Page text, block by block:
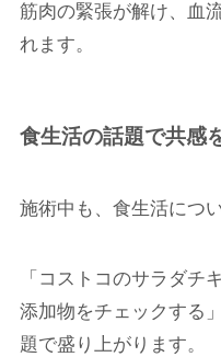
筋肉の緊張が解け、血
れます。
食生活の話題で共感
施術中も、食生活につ
「コストコのサラダチ
添加物をチェックする
題で盛り上がります。